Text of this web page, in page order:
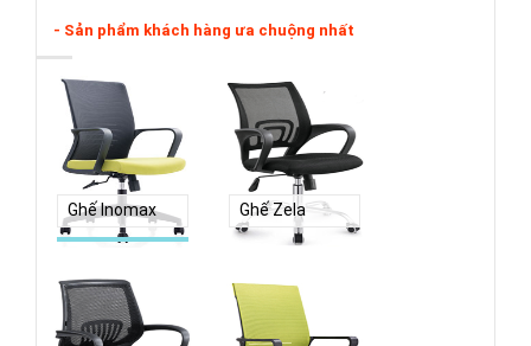
- Sản phẩm khách hàng ưa chuộng nhất
Ghế Inomax Ghế Zela